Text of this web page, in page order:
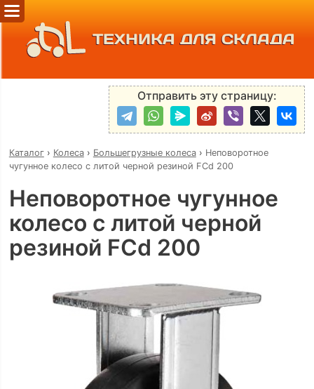
ТЕХНИКА ДЛЯ СКЛАДА
Отправить эту страницу:
Каталог› Колеса› Большегрузные колеса› Неповоротное
чугунное колесо с литой черной резиной FCd 200
Неповоротное чугунное
колесо с литой черной
резиной FCd 200